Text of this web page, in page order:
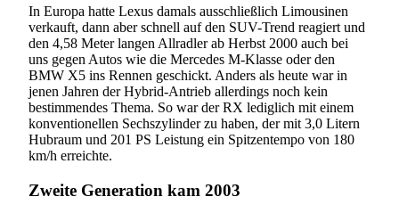
In Europa hatte Lexus damals ausschließlich Limousinen
verkauft, dann aber schnell auf den SUV-Trend reagiert und
den 4,58 Meter langen Allradler ab Herbst 2000 auch bei
uns gegen Autos wie die Mercedes M-Klasse oder den
BMW X5 ins Rennen geschickt. Anders als heute war in
jenen Jahren der Hybrid-Antrieb allerdings noch kein
bestimmendes Thema. So war der RX lediglich mit einem
konventionellen Sechszylinder zu haben, der mit 3,0 Litern
Hubraum und 201 PS Leistung ein Spitzentempo von 180
km/h erreichte.
Zweite Generation kam 2003